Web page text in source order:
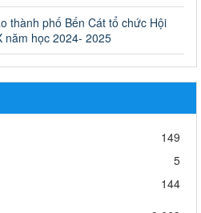
vụ giáo dục tiểu học năm học
giáo dục tiểu học năm học 2024-
học sinh năm 2024
xanh trong ngành Giáo dục
thành phố Bến Cát tổ chức Hội
năm học 2024- 2025
149
5
144